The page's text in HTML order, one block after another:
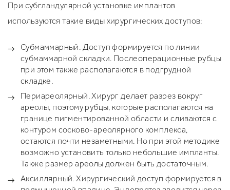
При субгландулярной установке имплантов
используются такие виды хирургических доступов:
Субмаммарный. Доступ формируется по линии
субмаммарной складки. Послеоперационные рубцы
при этом также располагаются в подгрудной
складке.
Периареолярный. Хирург делает разрез вокруг
ареолы, поэтому рубцы, которые располагаются на
границе пигментированной области и сливаются с
контуром сосково-ареолярного комплекса,
остаются почти незаметными. Но при этой методике
возможно установить только небольшие импланты.
Также размер ареолы должен быть достаточным.
Аксиллярный. Хирургический доступ формируется в